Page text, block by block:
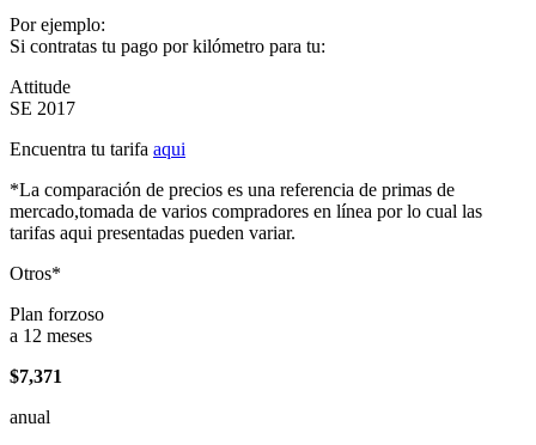
Por ejemplo:
Si contratas tu pago por kilómetro para tu:
Attitude
SE 2017
Encuentra tu tarifa aqui
*La comparación de precios es una referencia de primas de
mercado,tomada de varios compradores en línea por lo cual las
tarifas aqui presentadas pueden variar.
Otros*
Plan forzoso
a 12 meses
$7,371
anual